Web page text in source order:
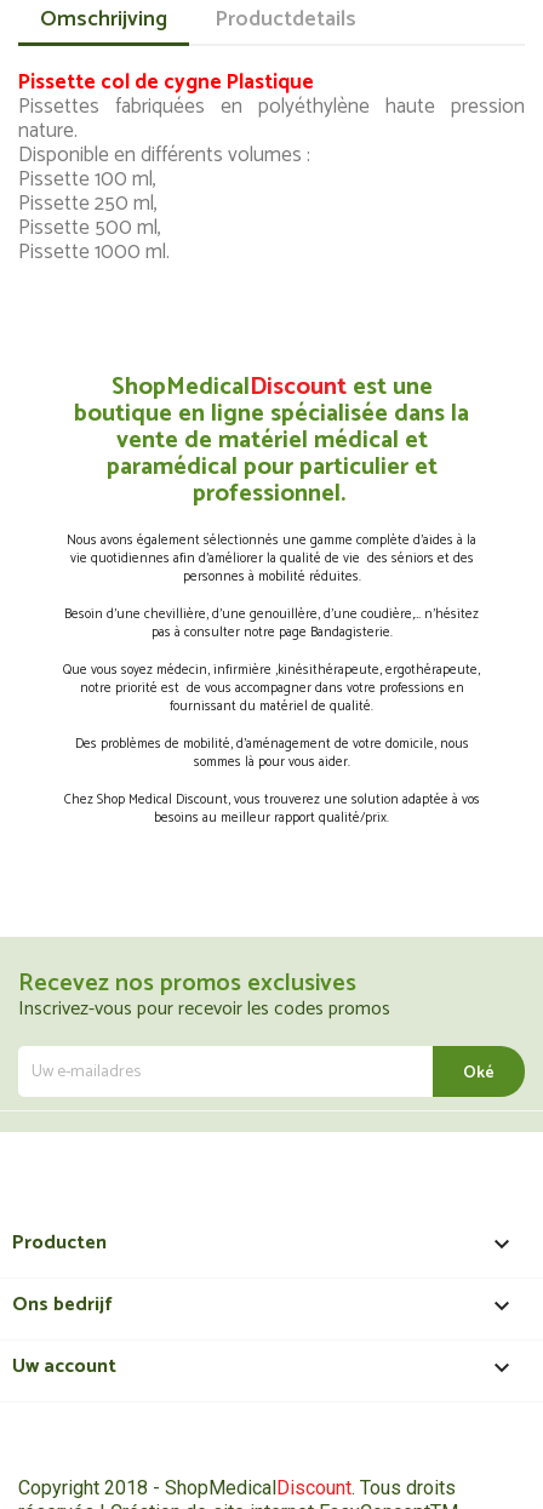
Omschrijving Productdetails
Pissette col de cygne Plastique
Pissettes fabriquées en polyéthylène haute pression
nature.
Disponible en différents volumes :
Pissette 100 ml,
Pissette 250 ml,
Pissette 500 ml,
Pissette 1000 ml.
ShopMedicalDiscountest une
boutique en ligne spécialisée dans la
vente de matériel médical et
paramédical pour particulier et
professionnel.
Nous avons également sélectionnés une gamme complète d’aides à la
vie quotidiennes afin d’améliorer la qualité de vie des séniors et des
personnes à mobilité réduites.
Besoin d’une chevillière, d’une genouillère, d’une coudière,… n’hésitez
pas à consulter notre page Bandagisterie.
Que vous soyez médecin, infirmière ,kinésithérapeute, ergothérapeute,
notre priorité est de vous accompagner dans votre professions en
fournissant du matériel de qualité.
Des problèmes de mobilité, d’aménagement de votre domicile, nous
sommes là pour vous aider.
Chez Shop Medical Discount, vous trouverez une solution adaptée à vos
besoins au meilleur rapport qualité/prix.
Recevez nos promos exclusives
Inscrivez-vous pour recevoir les codes promos
Producten 
Ons bedrijf 
Uw account 
Copyright 2018 - ShopMedicalDiscount. Tous droits